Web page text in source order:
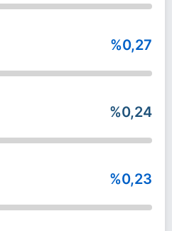
%0,27
%0,24
%0,23